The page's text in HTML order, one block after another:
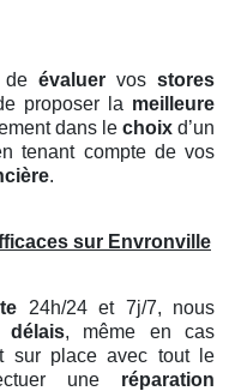
de évaluer vos stores
proposer la meilleure
dans le choixd’un
tenant compte de vos
.
sur Envronville
24h/24 et 7j/7, nous
délais, même en cas
sur place avec tout le
une réparation